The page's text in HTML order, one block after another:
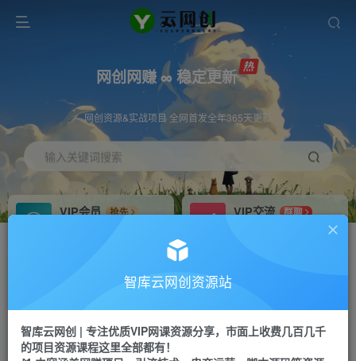
网创网赚 ∞ 稳定更新
网创资源&实战项目 全网首发全年365天更新
输入关键词搜索
VIP会员
抢先
VIP交流
群聊
研究探讨更多创业项目路子。
会员专属推广链接
网赚网创 项目
365天稳定跟新
APP下载
GO
智库云网创资源站
智库云网创 | 专注优质VIP网课资源分享，市面上收费几百几千
的项目资源课程这里全部都有！